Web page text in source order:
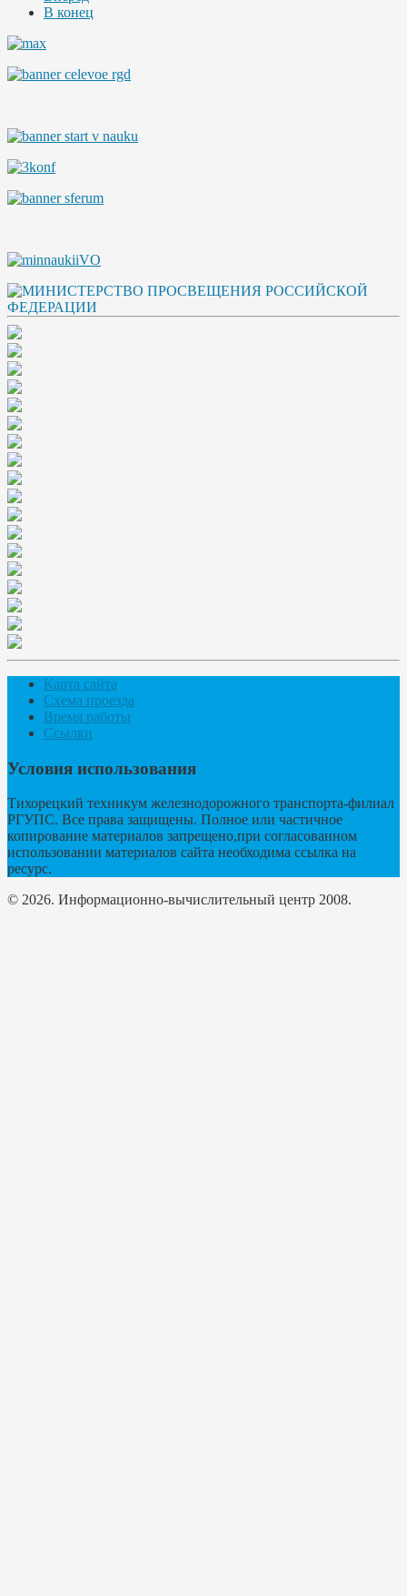
В конец
Карта сайта
Схема проезда
Время работы
Ссылки
Условия использования
Тихорецкий техникум железнодорожного транспорта-филиал
РГУПС. Все права защищены. Полное или частичное
копирование материалов запрещено,при согласованном
использовании материалов сайта необходима ссылка на
ресурс.
© 2026. Информационно-вычислительный центр 2008.